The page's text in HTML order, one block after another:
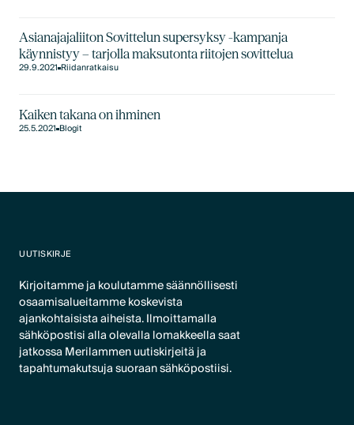
Asianajajaliiton Sovittelun supersyksy -kampanja
käynnistyy – tarjolla maksutonta riitojen sovittelua
29.9.2021Riidanratkaisu
Kaiken takana on ihminen
25.5.2021Blogit
UUTISKIRJE
Kirjoitamme ja koulutamme säännöllisesti
osaamisalueitamme koskevista
ajankohtaisista aiheista. Ilmoittamalla
sähköpostisi alla olevalla lomakkeella saat
jatkossa Merilammen uutiskirjeitä ja
tapahtumakutsuja suoraan sähköpostiisi.